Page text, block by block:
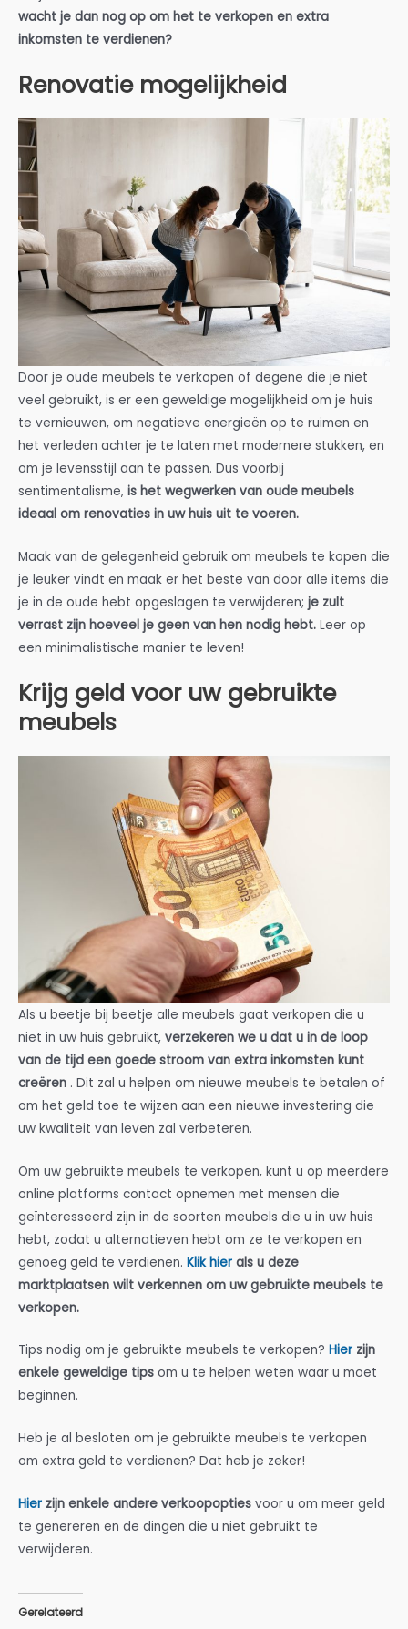
wacht je dan nog op om het te verkopen en extra
inkomsten te verdienen?
Renovatie mogelijkheid
Door je oude meubels te verkopen of degene die je niet
veel gebruikt, is er een geweldige mogelijkheid om je huis
te vernieuwen, om negatieve energieën op te ruimen en
het verleden achter je te laten met modernere stukken, en
om je levensstijl aan te passen. Dus voorbij
sentimentalisme, is het wegwerken van oude meubels
ideaal om renovaties in uw huis uit te voeren.
Maak van de gelegenheid gebruik om meubels te kopen die
je leuker vindt en maak er het beste van door alle items die
je in de oude hebt opgeslagen te verwijderen; je zult
verrast zijn hoeveel je geen van hen nodig hebt. Leer op
een minimalistische manier te leven!
Krijg geld voor uw gebruikte
meubels
Als u beetje bij beetje alle meubels gaat verkopen die u
niet in uw huis gebruikt, verzekeren we u dat u in de loop
van de tijd een goede stroom van extra inkomsten kunt
creëren . Dit zal u helpen om nieuwe meubels te betalen of
om het geld toe te wijzen aan een nieuwe investering die
uw kwaliteit van leven zal verbeteren.
Om uw gebruikte meubels te verkopen, kunt u op meerdere
online platforms contact opnemen met mensen die
geïnteresseerd zijn in de soorten meubels die u in uw huis
hebt, zodat u alternatieven hebt om ze te verkopen en
genoeg geld te verdienen. Klik hier als u deze
marktplaatsen wilt verkennen om uw gebruikte meubels te
verkopen.
Tips nodig om je gebruikte meubels te verkopen? Hier zijn
enkele geweldige tips om u te helpen weten waar u moet
beginnen.
Heb je al besloten om je gebruikte meubels te verkopen
om extra geld te verdienen? Dat heb je zeker!
Hier zijn enkele andere verkoopopties voor u om meer geld
te genereren en de dingen die u niet gebruikt te
verwijderen.
Gerelateerd